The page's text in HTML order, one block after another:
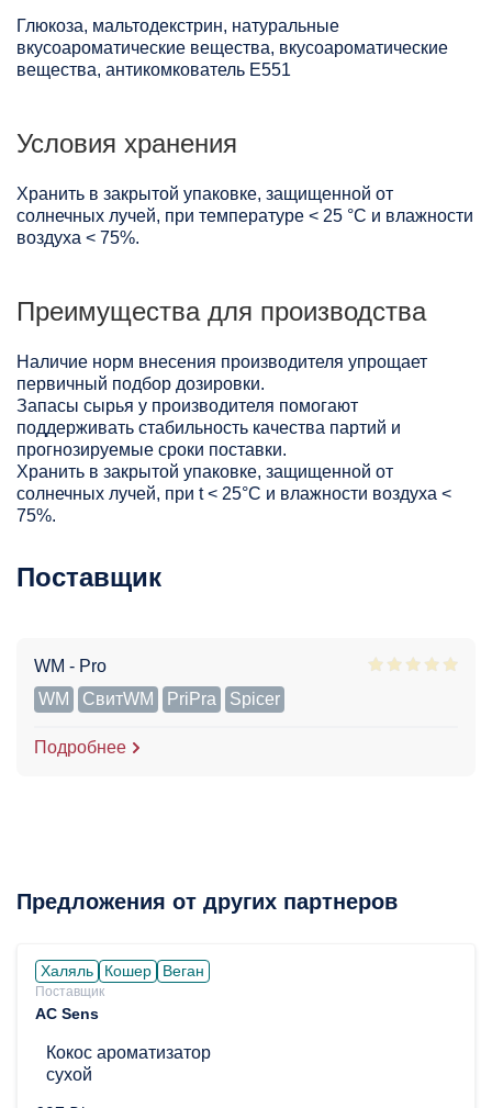
Глюкоза, мальтодекстрин, натуральные
вкусоароматические вещества, вкусоароматические
вещества, антикомкователь Е551
Условия хранения
Хранить в закрытой упаковке, защищенной от
солнечных лучей, при температуре < 25 °C и влажности
воздуха < 75%.
Преимущества для производства
Наличие норм внесения производителя упрощает
первичный подбор дозировки.
Запасы сырья у производителя помогают
поддерживать стабильность качества партий и
прогнозируемые сроки поставки.
Хранить в закрытой упаковке, защищенной от
солнечных лучей, при t < 25°С и влажности воздуха <
75%.
Поставщик
WM - Pro
WM
СвитWM PriPra Spicer
Подробнее
Предложения от других партнеров
Халяль Кошер Веган
Поставщик
AC Sens
Кокос ароматизатор
сухой